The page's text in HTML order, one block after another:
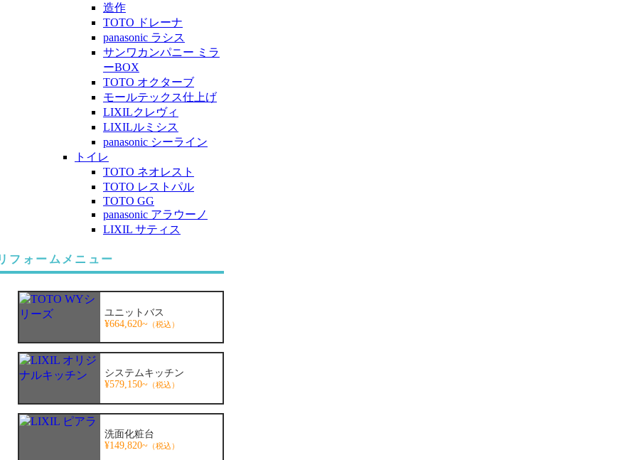
造作
TOTO ドレーナ
panasonic ラシス
サンワカンパニー ミラ
ーBOX
TOTO オクターブ
モールテックス仕上げ
LIXILクレヴィ
LIXILルミシス
panasonic シーライン
トイレ
TOTO ネオレスト
TOTO レストパル
TOTO GG
panasonic アラウーノ
LIXIL サティス
フォームメニュー
ユニットバス
¥664,620~ （税込）
システムキッチン
¥579,150~ （税込）
洗面化粧台
¥149,820~ （税込）